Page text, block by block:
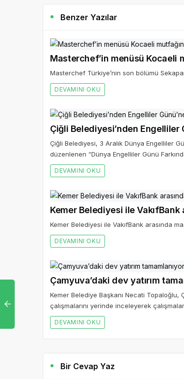
Benzer Yazılar
Masterchef’in menüsü Kocaeli
Masterchef Türkiye’nin son bölümü
DEVAMINI OKU
Çiğli Belediyesi’nden Engelliler
Çiğli Belediyesi, 3 Aralık Dünya Engelliler
düzenlenen “Dünya Engelliler Günü
DEVAMINI OKU
Kemer Belediyesi ile VakıfBank
Kemer Belediyesi ile VakıfBank arasında
DEVAMINI OKU
Çamyuva’daki dev yatırım
Kemer Belediye Başkanı Necati Topaloğlu,
çalışmalarını yerinde inceleyerek
DEVAMINI OKU
Bir Cevap Yaz